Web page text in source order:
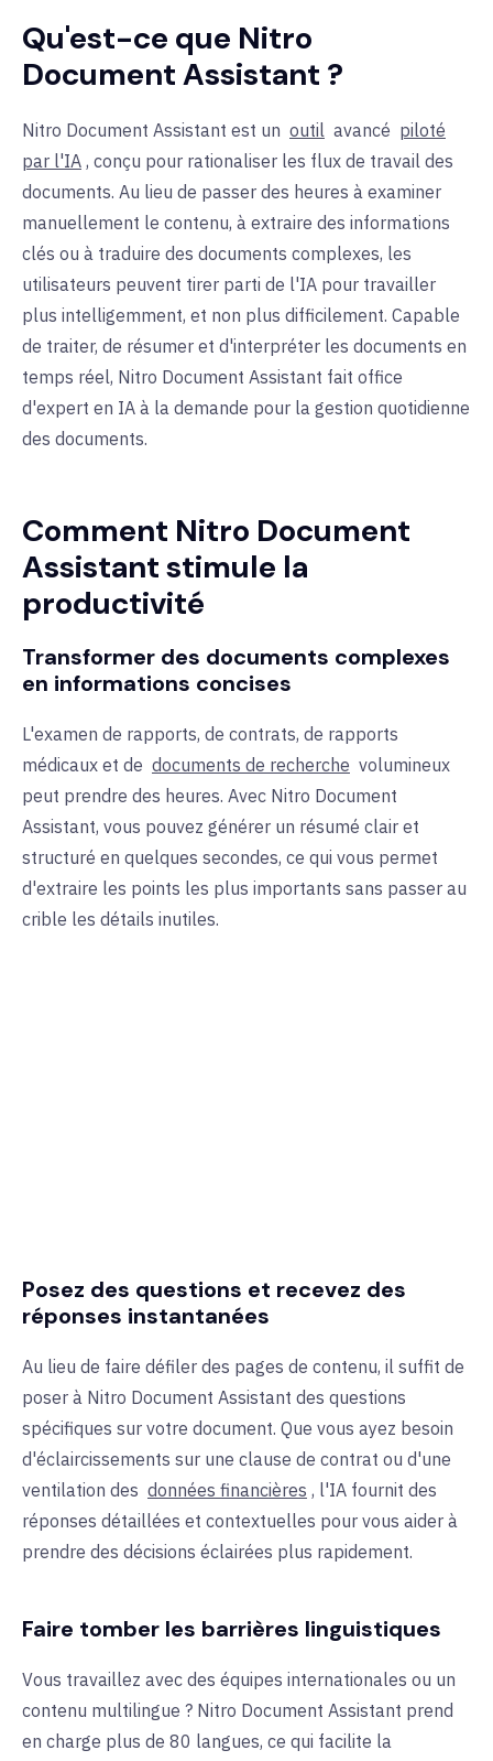
Qu'est-ce que Nitro
Document Assistant ?
Nitro Document Assistant est un outil avancé piloté
par l'IA , conçu pour rationaliser les flux de travail des
documents. Au lieu de passer des heures à examiner
manuellement le contenu, à extraire des informations
clés ou à traduire des documents complexes, les
utilisateurs peuvent tirer parti de l'IA pour travailler
plus intelligemment, et non plus difficilement. Capable
de traiter, de résumer et d'interpréter les documents en
temps réel, Nitro Document Assistant fait office
d'expert en IA à la demande pour la gestion quotidienne
des documents.
Comment Nitro Document
Assistant stimule la
productivité
Transformer des documents complexes
en informations concises
L'examen de rapports, de contrats, de rapports
médicaux et de documents de recherche volumineux
peut prendre des heures. Avec Nitro Document
Assistant, vous pouvez générer un résumé clair et
structuré en quelques secondes, ce qui vous permet
d'extraire les points les plus importants sans passer au
crible les détails inutiles.
Posez des questions et recevez des
réponses instantanées
Au lieu de faire défiler des pages de contenu, il suffit de
poser à Nitro Document Assistant des questions
spécifiques sur votre document. Que vous ayez besoin
d'éclaircissements sur une clause de contrat ou d'une
ventilation des données financières , l'IA fournit des
réponses détaillées et contextuelles pour vous aider à
prendre des décisions éclairées plus rapidement.
Faire tomber les barrières linguistiques
Vous travaillez avec des équipes internationales ou un
contenu multilingue ? Nitro Document Assistant prend
en charge plus de 80 langues, ce qui facilite la